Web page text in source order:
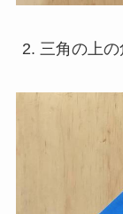
三角の上の